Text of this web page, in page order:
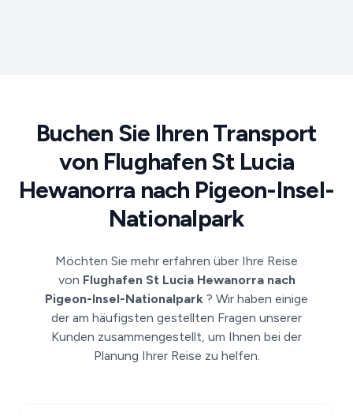
Buchen Sie Ihren Transport
von Flughafen St Lucia
Hewanorra nach Pigeon-Insel-
Nationalpark
Möchten Sie mehr erfahren über Ihre Reise
von Flughafen St Lucia Hewanorra nach
Pigeon-Insel-Nationalpark ? Wir haben einige
der am häufigsten gestellten Fragen unserer
Kunden zusammengestellt, um Ihnen bei der
Planung Ihrer Reise zu helfen.